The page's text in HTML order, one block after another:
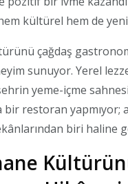
kültürel hem de
çağdaş
sunuyor. Yerel
yeme-içme
bir restoran
biri haline